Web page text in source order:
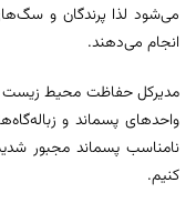
می‌شود لذا پرندگان و
انجام می‌دهند.
واحدهای پسماند و
نامناسب پسماند مجبور
کنیم.